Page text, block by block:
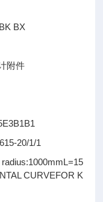
BX
附件
20/1/1
CURVEFOR K